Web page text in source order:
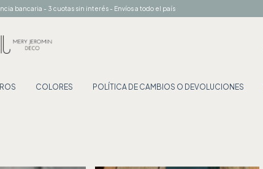
bancaria - 3 cuotas sin interés - Envíos a todo el país
COLORES POLÍTICA DE CAMBIOS O DEVOLUCIONES